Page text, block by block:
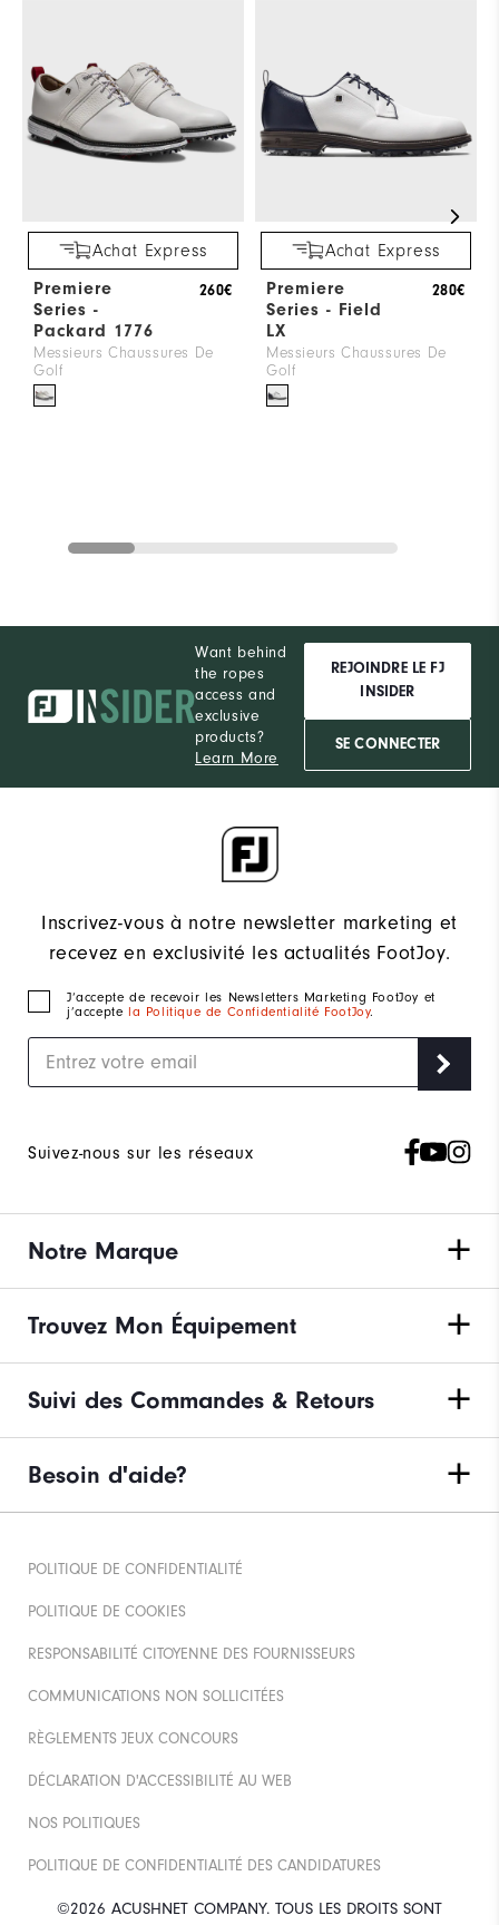
Achat Express
Premiere
Series -
Packard 1776
Messieurs Chaussures De
Golf
260€
Achat Express
Premiere
Series - Field
LX
Messieurs Chaussures De
Golf
280€
Want behind
the ropes
access and
exclusive
products?
Learn More
REJOINDRE LE FJ
INSIDER
SE CONNECTER
Inscrivez-vous à notre newsletter marketing et
recevez en exclusivité les actualités FootJoy.
J‘accepte de recevoir les Newsletters Marketing FootJoy et
j’accepte la Politique de Confidentialité FootJoy.
Suivez-nous sur les réseaux
Notre Marque
Trouvez Mon Équipement
Suivi des Commandes & Retours
Besoin d'aide?
©2026 ACUSHNET COMPANY. TOUS LES DROITS SONT
POLITIQUE DE CONFIDENTIALITÉ
POLITIQUE DE COOKIES
RESPONSABILITÉ CITOYENNE DES FOURNISSEURS
COMMUNICATIONS NON SOLLICITÉES
RÈGLEMENTS JEUX CONCOURS
DÉCLARATION D'ACCESSIBILITÉ AU WEB
NOS POLITIQUES
POLITIQUE DE CONFIDENTIALITÉ DES CANDIDATURES